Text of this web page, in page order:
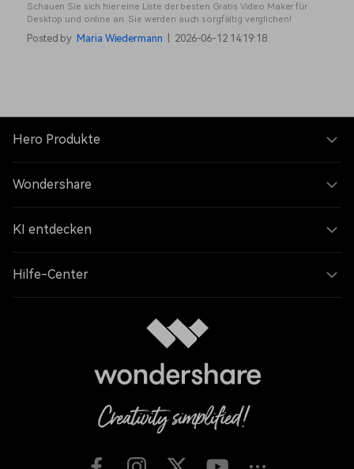
Schauen Sie sich hier eine Liste der besten Gratis Video Maker für
Desktop und online an. Sie werden auch sorgfältig verglichen!
Posted by Maria Wiedermann 2026-06-12 14:19:18
Hero Produkte
Wondershare
KI entdecken
Hilfe-Center